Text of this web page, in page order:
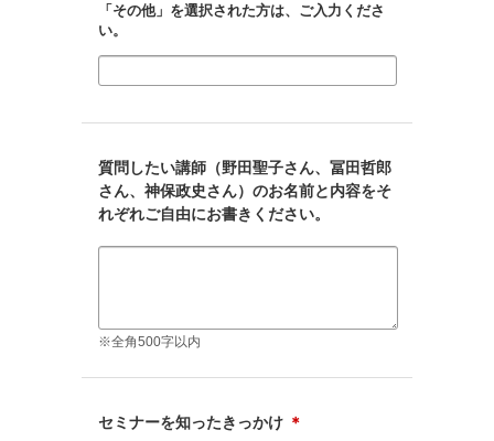
「その他」を選択された方は、ご入力くださ
い。
質問したい講師（野田聖子さん、冨田哲郎
さん、神保政史さん）のお名前と内容をそ
れぞれご自由にお書きください。
※全角500字以内
セミナーを知ったきっかけ ＊